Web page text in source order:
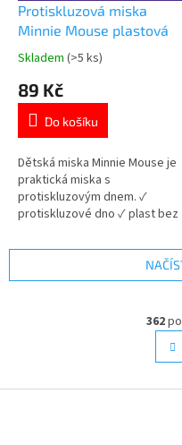
Protiskluzová miska
Minnie Mouse plastová
Průměrné
produktu
5,0
5
hvězdiček.
Skladem (>5 ks)
89 Kč
Do košíku
Dětská miska Minnie Mouse je
praktická miska s
protiskluzovým dnem. ✓
protiskluzové dno ✓ plast bez
Mouse 👉 Více produktů
362